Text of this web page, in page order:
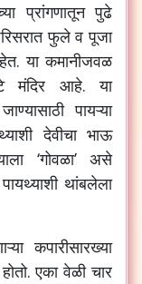
प्रांगणातून पुढे
फुले व पूजा
या कमानीजवळ
मंदिर आहे. या
पायऱ्या
देवीचा भाऊ
‘गोवळा’ असे
थांबलेला
कपारीसारख्या
एका वेळी चार